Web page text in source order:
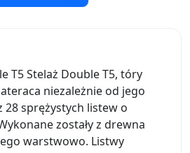
T5 Stelaż Double T5, tóry
niezależnie od jego
28 sprężystych listew o
zostały z drewna
warstwowo. Listwy